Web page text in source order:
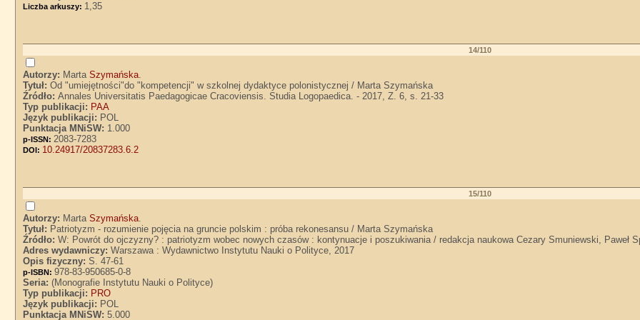
Liczba arkuszy: 1,35
14/110
Autorzy: MartaSzymańska.
Tytuł:Od "umiejętności"do "kompetencji" w szkolnej dydaktyce polonistycznej / Marta Szymańska
Źródło:Annales Universitatis Paedagogicae Cracoviensis. Studia Logopaedica. - 2017, Z. 6, s. 21-33
Typ publikacji: PAA
Język publikacji: POL
Punktacja MNiSW: 1.000
p-ISSN: 2083-7283
DOI: 10.24917/20837283.6.2
15/110
Autorzy: MartaSzymańska.
Tytuł: Patriotyzm - rozumienie pojęcia na gruncie polskim : próba rekonesansu / Marta Szymańska
Źródło:W: Powrót do ojczyzny? : patriotyzm wobec nowych czasów : kontynuacje i poszukiwania / redakcja naukowa Cezary Smuniewski, Paweł
Adres wydawniczy:Warszawa : Wydawnictwo Instytutu Nauki o Polityce, 2017
Opis fizyczny:S. 47-61
p-ISBN:978-83-950685-0-8
Seria:(Monografie Instytutu Nauki o Polityce)
Typ publikacji: PRO
Język publikacji: POL
Punktacja MNiSW:5.000